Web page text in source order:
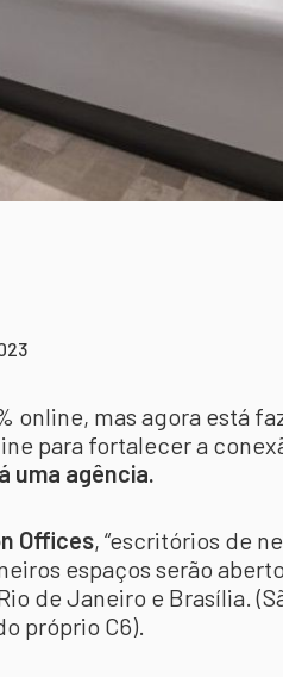
online, mas agora está
para fortalecer a
uma agência.
Offices, “escritórios de
espaços serão
de Janeiro e Brasília.
próprio C6).